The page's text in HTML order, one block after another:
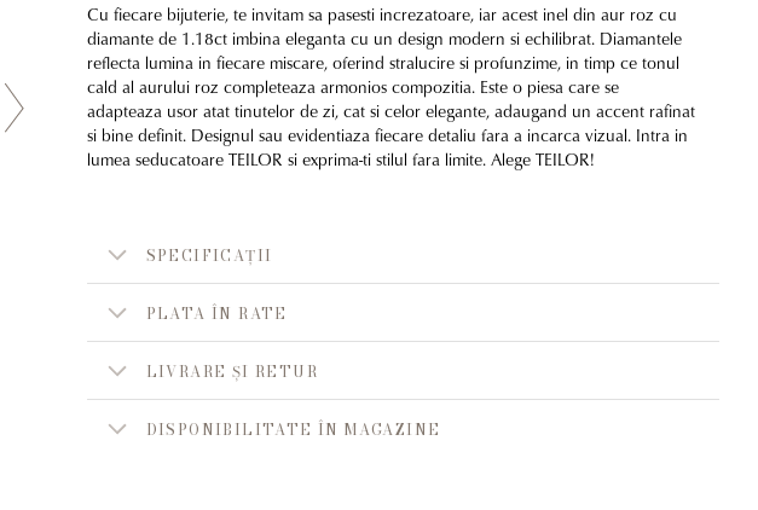
Cu fiecare bijuterie, te invitam sa pasesti increzatoare, iar acest inel din aur roz cu
diamante de 1.18ct imbina eleganta cu un design modern si echilibrat. Diamantele
reflecta lumina in fiecare miscare, oferind stralucire si profunzime, in timp ce tonul
cald al aurului roz completeaza armonios compozitia. Este o piesa care se
adapteaza usor atat tinutelor de zi, cat si celor elegante, adaugand un accent rafinat
si bine definit. Designul sau evidentiaza fiecare detaliu fara a incarca vizual. Intra in
lumea seducatoare TEILOR si exprima-ti stilul fara limite. Alege TEILOR!
SPECIFICAȚII
PLATA ÎN RATE
LIVRARE ȘI RETUR
DISPONIBILITATE ÎN MAGAZINE